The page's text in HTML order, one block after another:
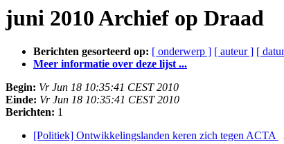
juni 2010 Archief op Draad
Berichten gesorteerd op: [ onderwerp ] [ auteur ] [
Meer informatie over deze lijst ...
Begin: Vr Jun 18 10:35:41 CEST 2010
Einde: Vr Jun 18 10:35:41 CEST 2010
Berichten: 1
[Politiek] Ontwikkelingslanden keren zich tegen ACTA